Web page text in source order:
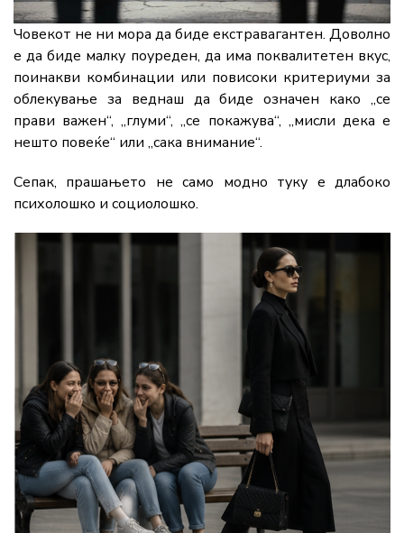
Човекот не ни мора да биде екстравагантен. Доволно
е да биде малку поуреден, да има поквалитетен вкус,
поинакви комбинации или повисоки критериуми за
облекување за веднаш да биде означен како „се
прави важен“, „глуми“, „се покажува“, „мисли дека е
нешто повеќе“ или „сака внимание“.
Сепак, прашањето не само модно туку е длабоко
психолошко и социолошко.